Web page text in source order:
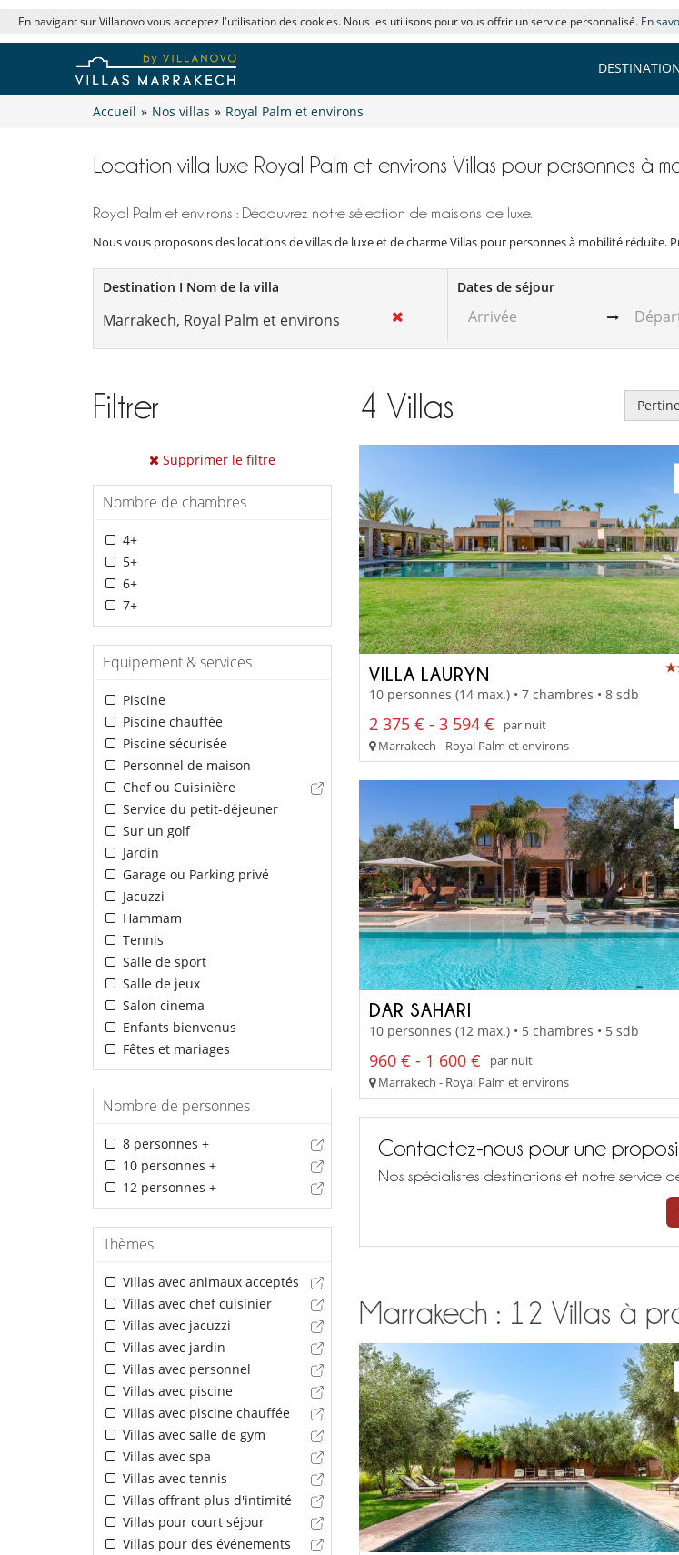
En navigant sur Villanovo vous acceptez l'utilisation des cookies. Nous les utilisons pour vous offrir un service personnalisé. En
Accueil » Nos villas » Royal Palm et environs
Location villa luxe Royal Palm et environs Villas pour personnes à
Royal Palm et environs : Découvrez notre sélection de maisons de luxe.
Nous vous proposons des locations de villas de luxe et de charme Villas pour personnes à mobilité réduite.
Destination I Nom de la villa Dates de séjour
Filtrer
Supprimer le filtre
Nombre de chambres
4+
5+
6+
7+
Equipement & services
Piscine
Piscine chauffée
Piscine sécurisée
Personnel de maison
Chef ou Cuisinière
Service du petit-déjeuner
Sur un golf
Jardin
Garage ou Parking privé
Jacuzzi
Hammam
Tennis
Salle de sport
Salle de jeux
Salon cinema
Enfants bienvenus
Fêtes et mariages
Nombre de personnes
8 personnes +
10 personnes +
12 personnes +
Thèmes
Villas avec animaux acceptés
Villas avec chef cuisinier
Villas avec jacuzzi
Villas avec jardin
Villas avec personnel
Villas avec piscine
Villas avec piscine chauffée
Villas avec salle de gym
Villas avec spa
Villas avec tennis
Villas offrant plus d'intimité
Villas pour court séjour
Villas pour des événements
4 Villas
VILLA LAURYN
10 personnes (14 max.) • 7 chambres • 8 sdb
2 375 € - 3 594 €
par nuit
Marrakech - Royal Palm et environs
DAR SAHARI
10 personnes (12 max.) • 5 chambres • 5 sdb
960 € - 1 600 €
par nuit
Marrakech - Royal Palm et environs
Contactez-nous pour une
Nos spécialistes destinations et notre service
Marrakech : 12 Villas à